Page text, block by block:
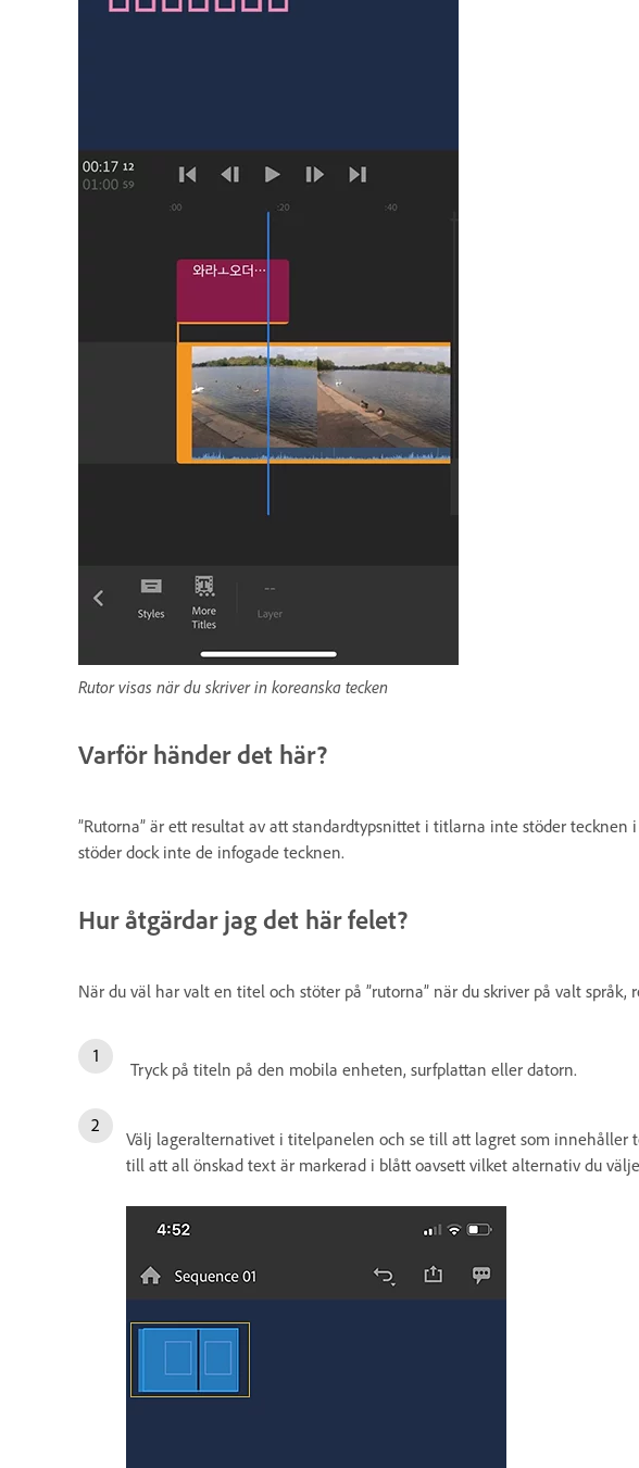
Rutor visas när du skriver in koreanska tecken
Varför händer det här?
”Rutorna” är ett resultat av att standardtypsnittet i titlarna inte stöder
stöder dock inte de infogade tecknen.
Hur åtgärdar jag det här felet?
När du väl har valt en titel och stöter på ”rutorna” när du skriver på valt
Tryck på titeln på den mobila enheten, surfplattan eller datorn.
Välj lageralternativet i titelpanelen och se till att lagret som innehåller
till att all önskad text är markerad i blått oavsett vilket alternativ du